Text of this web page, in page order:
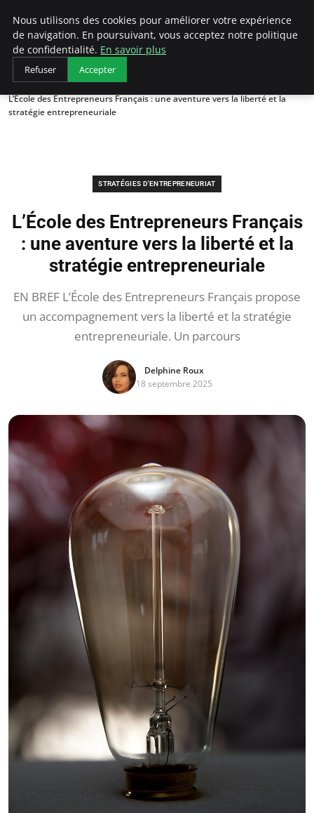
LECFCM
Accueil
Stratégies d'entrepreneuriat
L’École des Entrepreneurs Français : une aventure vers la liberté et la
stratégie entrepreneuriale
STRATÉGIES D'ENTREPRENEURIAT
L’École des Entrepreneurs Français
: une aventure vers la liberté et la
stratégie entrepreneuriale
EN BREF L’École des Entrepreneurs Français propose
un accompagnement vers la liberté et la stratégie
entrepreneuriale. Un parcours
Delphine Roux
18 septembre 2025
Nous utilisons des cookies pour améliorer votre expérience
de navigation. En poursuivant, vous acceptez notre politique
de confidentialité. En savoir plus
Refuser Accepter